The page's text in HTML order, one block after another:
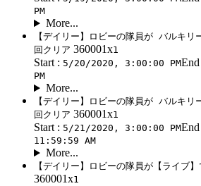
PM
More...
【デイリー】ロビーの隊員が バルキリ
回クリア 360001x1
Start : 5/20/2020, 3:00:00 PMEnd
PM
More...
【デイリー】ロビーの隊員が バルキリ
回クリア 360001x1
Start : 5/21/2020, 3:00:00 PMEnd
11:59:59 AM
More...
【デイリー】ロビーの隊員が【ライブ
360001x1